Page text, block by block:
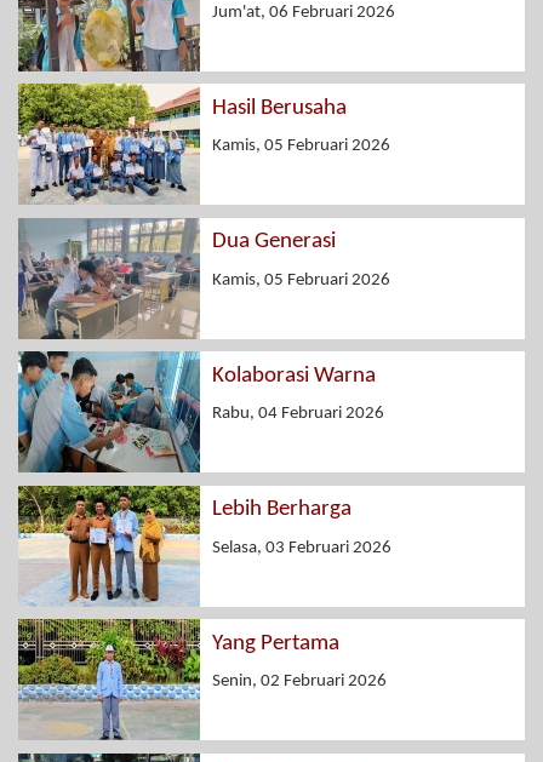
Jum'at, 06 Februari 2026
Hasil Berusaha
Kamis, 05 Februari 2026
Dua Generasi
Kamis, 05 Februari 2026
Kolaborasi Warna
Rabu, 04 Februari 2026
Lebih Berharga
Selasa, 03 Februari 2026
Yang Pertama
Senin, 02 Februari 2026